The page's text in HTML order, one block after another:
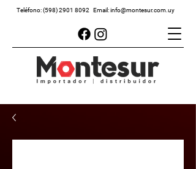
Teléfono:(598) 2901 8092 Email:info@montesur.com.uy